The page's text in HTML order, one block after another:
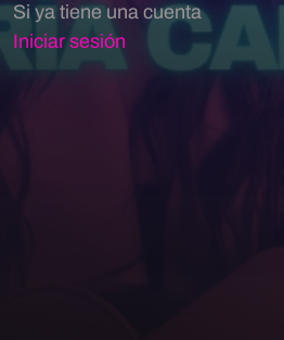
Si ya tiene una cuenta
Iniciar sesión